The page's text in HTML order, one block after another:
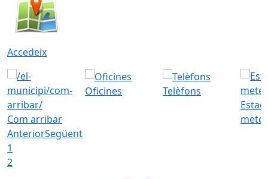
Accedeix
Com arribar
Oficines
Telèfons
AnteriorSegüent
1
2